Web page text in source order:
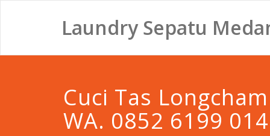
Laundry Sepatu
Cuci Tas
WA. 0852 6199